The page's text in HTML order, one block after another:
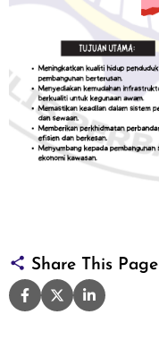
Share This Page